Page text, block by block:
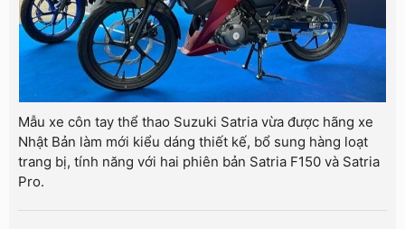
Mẫu xe côn tay thể thao Suzuki Satria vừa được hãng xe
Nhật Bản làm mới kiểu dáng thiết kế, bổ sung hàng loạt
trang bị, tính năng với hai phiên bản Satria F150 và Satria
Pro.